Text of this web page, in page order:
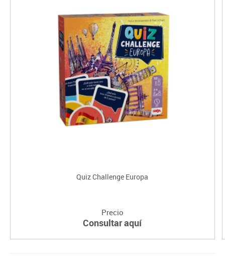
Quiz Challenge Europa
Precio
Consultar aquí